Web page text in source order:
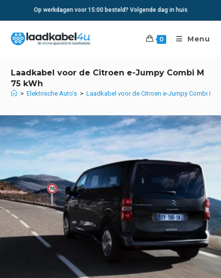
Op werkdagen voor 15:00 besteld? Volgende dag in huis
0 Menu
Laadkabel voor de Citroen e-Jumpy Combi M
75 kWh
> Elektrische Auto's > Laadkabel voor de Citroen e-Jumpy Combi M